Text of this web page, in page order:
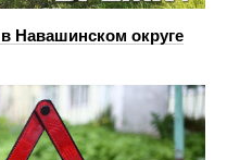
Навашинском округе